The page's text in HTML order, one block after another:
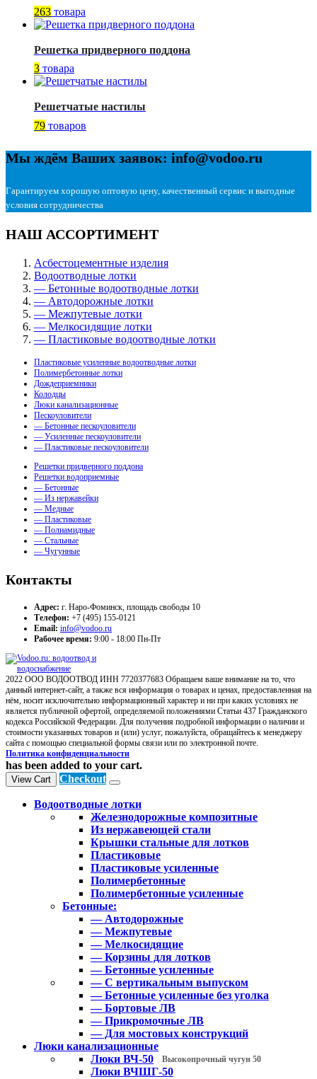
263 товара
Решетка придверного поддона
3 товара
Решетчатые настилы
79 товаров
Мы ждём Ваших заявок: info@vodoo.ru
Гарантируем хорошую оптовую цену, качественный сервис и выгодные
условия сотрудничества
НАШ АССОРТИМЕНТ
Асбестоцементные изделия
Водоотводные лотки
— Бетонные водоотводные лотки
— Автодорожные лотки
— Межпутевые лотки
— Мелкосидящие лотки
— Пластиковые водоотводные лотки
Пластиковые усиленные водоотводные лотки
Полимербетонные лотки
Дождеприемники
Колодцы
Люки канализационные
Пескоуловители
— Бетонные пескоуловители
— Усиленные пескоуловители
— Пластиковые пескоуловители
Решетки придверного поддона
Решетки водоприемные
— Бетонные
— Из нержавейки
— Медные
— Пластиковые
— Полиамидные
— Стальные
— Чугунные
Контакты
Адрес: г. Наро-Фоминск, площадь свободы 10
Телефон: +7 (495) 155-0121
Email: info@vodoo.ru
Рабочее время: 9:00 - 18:00 Пн-Пт
2022 ООО ВОДООТВОД ИНН 7720377683 Обращаем ваше внимание на то, что
данный интернет-сайт, а также вся информация о товарах и ценах, предоставленная на
нём, носит исключительно информационный характер и ни при каких условиях не
является публичной офертой, определяемой положениями Статьи 437 Гражданского
кодекса Российской Федерации. Для получения подробной информации о наличии и
стоимости указанных товаров и (или) услуг, пожалуйста, обращайтесь к менеджеру
сайта с помощью специальной формы связи или по электронной почте.
Политика конфиденциальности
has been added to your cart.
View Cart Checkout
Водоотводные лотки
Железнодорожные композитные
Из нержавеющей стали
Крышки стальные для лотков
Пластиковые
Пластиковые усиленные
Полимербетонные
Полимербетонные усиленные
Бетонные:
— Автодорожные
— Межпутевые
— Мелкосидящие
— Корзины для лотков
— Бетонные усиленные
— С вертикальным выпуском
— Бетонные усиленные без уголка
— Бортовые ЛВ
— Прикромочные ЛВ
— Для мостовых конструкций
Люки канализационные
Люки ВЧ-50
Высокопрочный чугун 50
Люки ВЧШГ-50